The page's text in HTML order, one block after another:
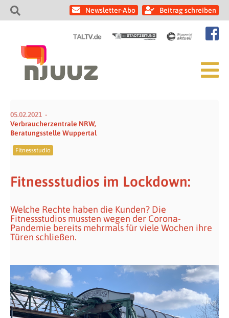
Newsletter-Abo Beitrag schreiben
05.02.2021
Verbraucherzentrale NRW,
Beratungsstelle Wuppertal
Fitnessstudio
Fitnessstudios im Lockdown:
Welche Rechte haben die Kunden? Die
Fitnessstudios mussten wegen der Corona-
Pandemie bereits mehrmals für viele Wochen ihre
Türen schließen.